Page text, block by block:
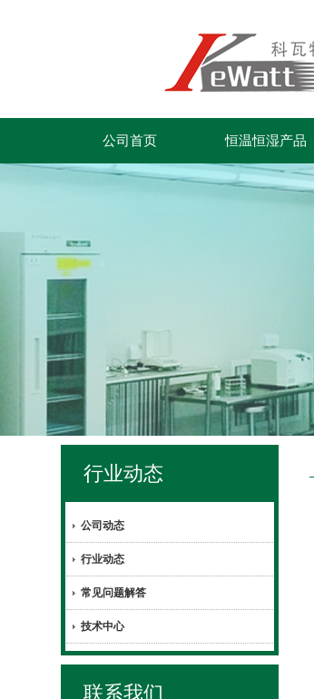
公司首页 恒温恒湿产品
行业动态
公司动态
行业动态
常见问题解答
技术中心
联系我们